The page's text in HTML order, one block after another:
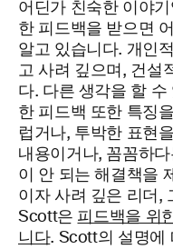
어딘가 친숙한 이야
한 피드백을 받으면
알고 있습니다. 개인
고 사려 깊으며, 건설
다. 다른 생각을 할 수
한 피드백 또한 특징
럽거나, 투박한 표현
내용이거나, 꼼꼼하
이 안 되는 해결책을
이자 사려 깊은 리더,
Scott은 피드백을 위
니다. Scott의 설명에